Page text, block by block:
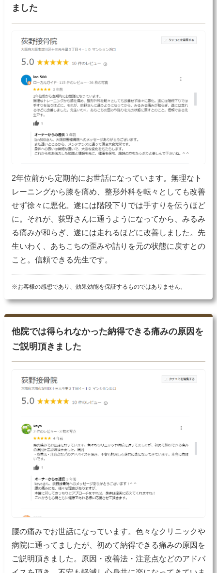
ました
2年位前から定期的にお世話になっています。無理なト
レーニングから膝を痛め、整形外科を転々としても改善
せず徐々に悪化。遂には階段下りでは手すりを伝うほど
に。それが、荻野さんに通うようになってから、みるみ
る痛みが和らぎ、遂には走れるほどに改善しました。先
生いわく、あちこちの歪みや詰りを元の状態に戻すとの
こと。信頼できる先生です。
※お客様の感想であり、効果効能を保証するものではありません。
他院では得られなかった納得できる痛みの原因を
ご説明頂きました
腰の痛みでお世話になっています。色々なクリニックや
病院に通ってましたが、初めて納得できる痛みの原因を
ご説明頂きました。原因・改善法・注意点などのアドバ